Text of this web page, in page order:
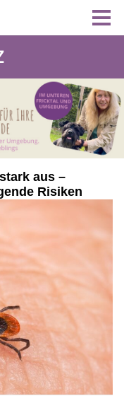
aus –
Risiken